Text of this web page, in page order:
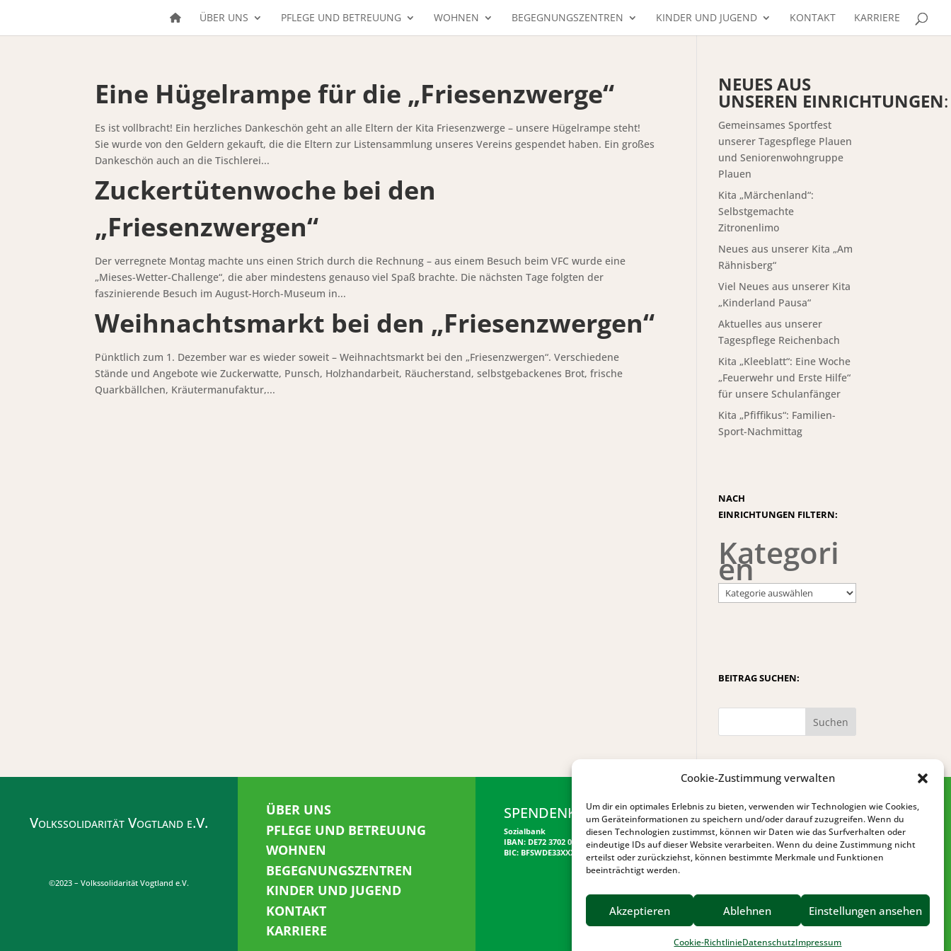
Cookie-Zustimmung verwalten
Um dir ein optimales Erlebnis zu bieten, verwenden wir Technologien wie Cookies,
um Geräteinformationen zu speichern und/oder darauf zuzugreifen. Wenn du
diesen Technologien zustimmst, können wir Daten wie das Surfverhalten oder
eindeutige IDs auf dieser Website verarbeiten. Wenn du deine Zustimmung nicht
erteilst oder zurückziehst, können bestimmte Merkmale und Funktionen
beeinträchtigt werden.
Akzeptieren Ablehnen Einstellungen ansehen
Cookie-RichtlinieDatenschutzImpressum
ÜBER UNS PFLEGE UND BETREUUNG WOHNEN BEGEGNUNGSZENTREN KINDER UND JUGEND KONTAKT KARRIERE
Eine Hügelrampe für die „Friesenzwerge“
Es ist vollbracht! Ein herzliches Dankeschön geht an alle Eltern der Kita Friesenzwerge – unsere Hügelrampe steht!
Sie wurde von den Geldern gekauft, die die Eltern zur Listensammlung unseres Vereins gespendet haben. Ein großes
Dankeschön auch an die Tischlerei...
Zuckertütenwoche bei den
„Friesenzwergen“
Der verregnete Montag machte uns einen Strich durch die Rechnung – aus einem Besuch beim VFC wurde eine
„Mieses-Wetter-Challenge“, die aber mindestens genauso viel Spaß brachte. Die nächsten Tage folgten der
faszinierende Besuch im August-Horch-Museum in...
Weihnachtsmarkt bei den „Friesenzwergen“
Pünktlich zum 1. Dezember war es wieder soweit – Weihnachtsmarkt bei den „Friesenzwergen“. Verschiedene
Stände und Angebote wie Zuckerwatte, Punsch, Holzhandarbeit, Räucherstand, selbstgebackenes Brot, frische
Quarkbällchen, Kräutermanufaktur,...
NEUES AUS
UNSEREN EINRICHTUNGEN:
Gemeinsames Sportfest
unserer Tagespflege Plauen
und Seniorenwohngruppe
Plauen
Kita „Märchenland“:
Selbstgemachte
Zitronenlimo
Neues aus unserer Kita „Am
Rähnisberg“
Viel Neues aus unserer Kita
„Kinderland Pausa“
Aktuelles aus unserer
Tagespflege Reichenbach
Kita „Kleeblatt“: Eine Woche
„Feuerwehr und Erste Hilfe“
für unsere Schulanfänger
Kita „Pfiffikus“: Familien-
Sport-Nachmittag
NACH
EINRICHTUNGEN FILTERN:
Kategori
en
BEITRAG SUCHEN:
Suchen
Volkssolidarität Vogtland e.V.
©2023 – Volkssolidarität Vogtland e.V.
ÜBER UNS
PFLEGE UND BETREUUNG
WOHNEN
BEGEGNUNGSZENTREN
KINDER UND JUGEND
KONTAKT
KARRIERE
SPENDENKONTO
Sozialbank
IBAN: DE72 3702 0500 0001 5520 00
BIC: BFSWDE33XXX
DATENSCHUTZ
BARRIEREFREIHEIT